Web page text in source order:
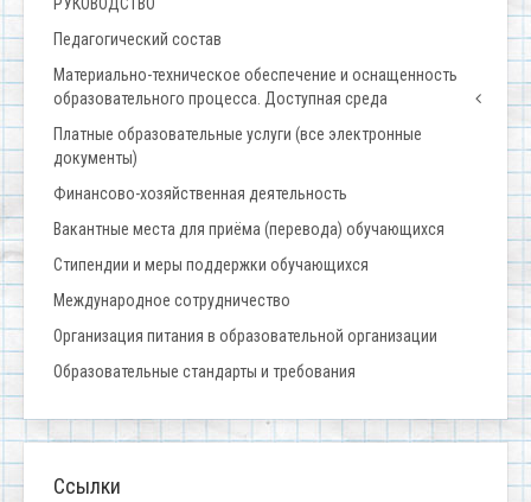
РУКОВОДСТВО
Педагогический состав
Материально-техническое обеспечение и оснащенность
образовательного процесса. Доступная среда
Платные образовательные услуги (все электронные
документы)
Финансово-хозяйственная деятельность
Вакантные места для приёма (перевода) обучающихся
Стипендии и меры поддержки обучающихся
Международное сотрудничество
Организация питания в образовательной организации
Образовательные стандарты и требования
Ссылки